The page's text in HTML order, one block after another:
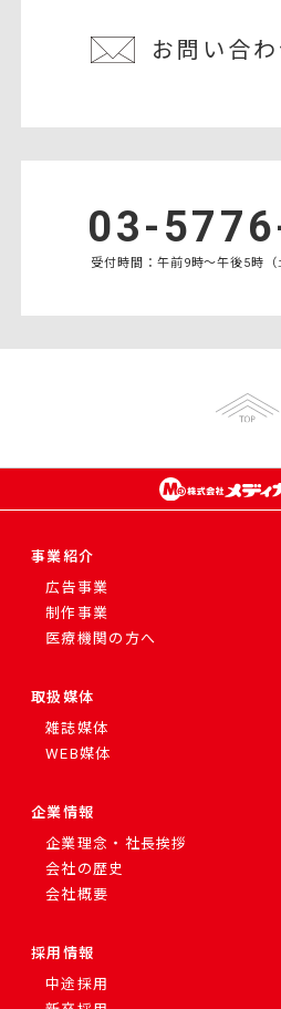
お問い合
03-
受付時間：午前9時〜午後5時（
事業紹介
広告事業
制作事業
医療機関の方へ
取扱媒体
雑誌媒体
WEB媒体
企業情報
企業理念・社長挨拶
会社の歴史
会社概要
採用情報
中途採用